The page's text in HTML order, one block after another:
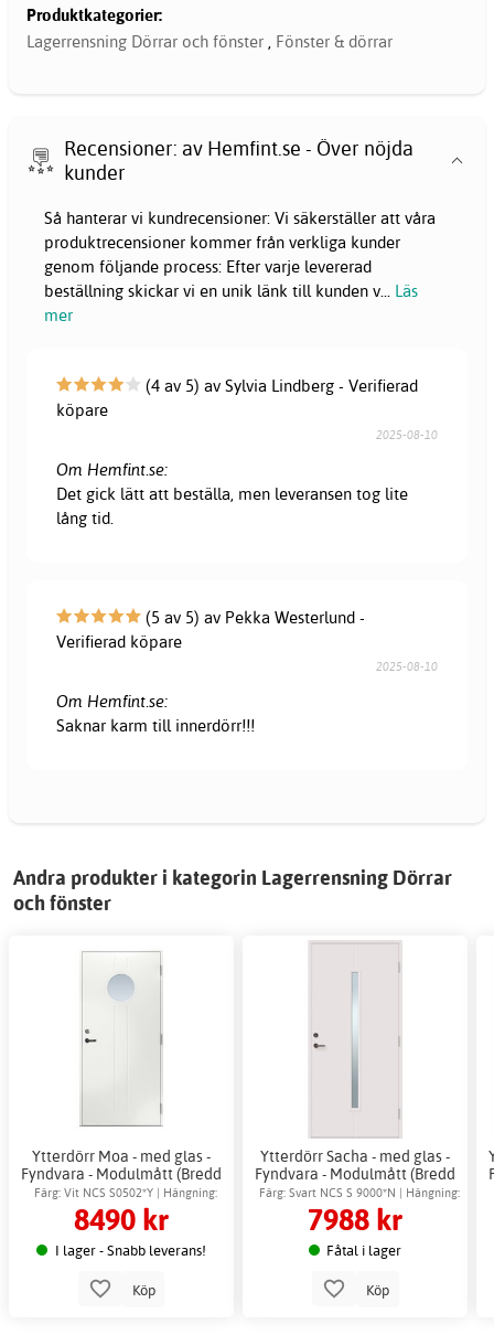
Produktkategorier:
Lagerrensning Dörrar och fönster , Fönster & dörrar
Recensioner: av Hemfint.se - Över nöjda
kunder
Så hanterar vi kundrecensioner: Vi säkerställer att våra
produktrecensioner kommer från verkliga kunder
genom följande process: Efter varje levererad
beställning skickar vi en unik länk till kunden v... Läs
mer
(4 av 5) av Sylvia Lindberg - Verifierad
köpare
2025-08-10
Om Hemfint.se:
Det gick lätt att beställa, men leveransen tog lite
lång tid.
(5 av 5) av Pekka Westerlund -
Verifierad köpare
2025-08-10
Om Hemfint.se:
Saknar karm till innerdörr!!!
Andra produkter i kategorin Lagerrensning Dörrar
och fönster
Ytterdörr Moa - med glas -
Fyndvara - Modulmått (Bredd
| Höjd dm): 8x21
Färg: Vit NCS S0502*Y | Hängning:
Högerhängd
8490 kr
I lager - Snabb leverans!
Köp
Ytterdörr Sacha - med glas -
Fyndvara - Modulmått (Bredd
| Höjd dm): 10x21
Färg: Svart NCS S 9000*N | Hängning:
Vänsterhängd
7988 kr
Fåtal i lager
Köp